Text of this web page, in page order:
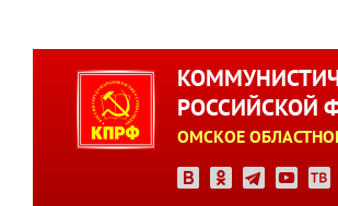
РОССИЙСКОЙ
ОМСКОЕ